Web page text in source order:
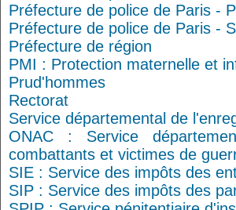
Préfecture de police de Paris -
Préfecture de police de Paris -
Préfecture de région
PMI : Protection maternelle et
Prud'hommes
Rectorat
Service départemental de
ONAC : Service
combattants et victimes de
SIE : Service des impôts des
SIP : Service des impôts des